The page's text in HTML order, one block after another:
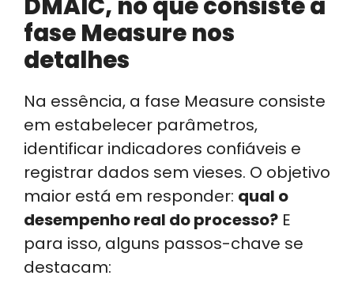
fase Measure nos
detalhes
Na essência, a fase Measure consiste
em estabelecer parâmetros,
identificar indicadores confiáveis e
registrar dados sem vieses. O objetivo
maior está em responder: qual o
desempenho real do processo? E
para isso, alguns passos-chave se
destacam: